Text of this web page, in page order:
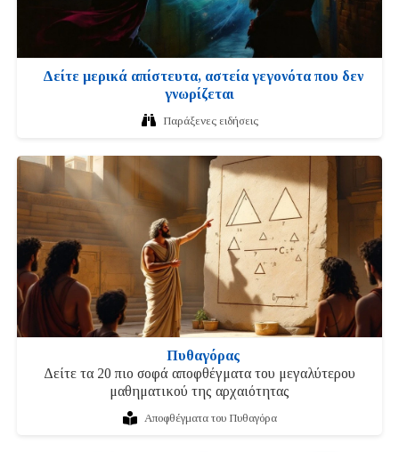
Δείτε μερικά απίστευτα, αστεία γεγονότα που δεν
γνωρίζεται
Παράξενες ειδήσεις
Πυθαγόρας
Δείτε τα 20 πιο σοφά αποφθέγματα του μεγαλύτερου
μαθηματικού της αρχαιότητας
Αποφθέγματα του Πυθαγόρα